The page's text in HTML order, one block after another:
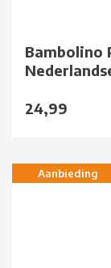
Bambolino
24,99
Aanbieding